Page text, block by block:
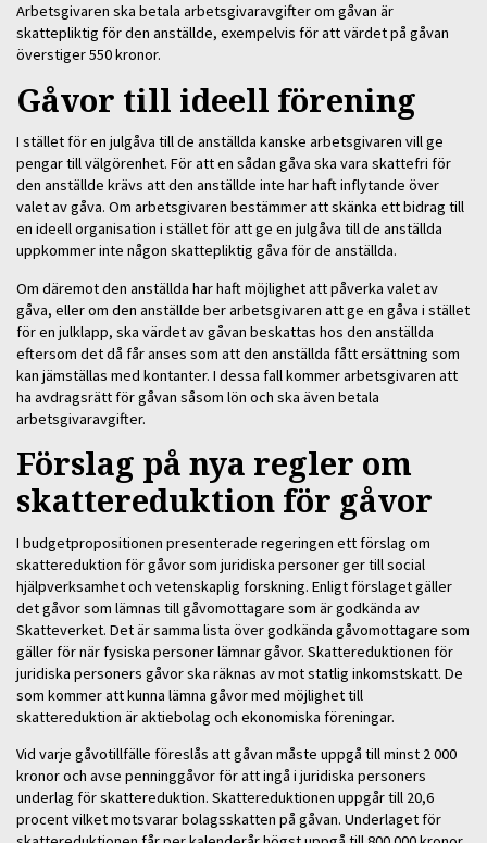
Arbetsgivaren ska betala arbetsgivaravgifter om gåvan är
skattepliktig för den anställde, exempelvis för att värdet på gåvan
överstiger 550 kronor.
Gåvor till ideell förening
I stället för en julgåva till de anställda kanske arbetsgivaren vill ge
pengar till välgörenhet. För att en sådan gåva ska vara skattefri för
den anställde krävs att den anställde inte har haft inflytande över
valet av gåva. Om arbetsgivaren bestämmer att skänka ett bidrag till
en ideell organisation i stället för att ge en julgåva till de anställda
uppkommer inte någon skattepliktig gåva för de anställda.
Om däremot den anställda har haft möjlighet att påverka valet av
gåva, eller om den anställde ber arbetsgivaren att ge en gåva i stället
för en julklapp, ska värdet av gåvan beskattas hos den anställda
eftersom det då får anses som att den anställda fått ersättning som
kan jämställas med kontanter. I dessa fall kommer arbetsgivaren att
ha avdragsrätt för gåvan såsom lön och ska även betala
arbetsgivaravgifter.
Förslag på nya regler om
skattereduktion för gåvor
I budgetpropositionen presenterade regeringen ett förslag om
skattereduktion för gåvor som juridiska personer ger till social
hjälpverksamhet och vetenskaplig forskning. Enligt förslaget gäller
det gåvor som lämnas till gåvomottagare som är godkända av
Skatteverket. Det är samma lista över godkända gåvomottagare som
gäller för när fysiska personer lämnar gåvor. Skattereduktionen för
juridiska personers gåvor ska räknas av mot statlig inkomstskatt. De
som kommer att kunna lämna gåvor med möjlighet till
skattereduktion är aktiebolag och ekonomiska föreningar.
Vid varje gåvotillfälle föreslås att gåvan måste uppgå till minst 2 000
kronor och avse penninggåvor för att ingå i juridiska personers
underlag för skattereduktion. Skattereduktionen uppgår till 20,6
procent vilket motsvarar bolagsskatten på gåvan. Underlaget för